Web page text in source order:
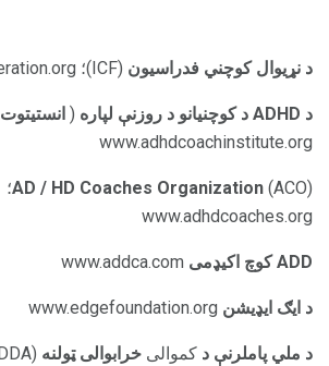
د نړیوال کوچني فدراسیون (ICF)؛ www.coachfederation.org
د ADHD د کوچنیانو د روزنې لپاره ( انستیتوت
www.adhdcoachinstitute.org
AD / HD Coaches Organization(ACO)؛
www.adhdcoaches.org
ADD کوچ اکیډمی
د ایګ ایډیشن
د ملي پاملرنې د کموالی خرابوالی ټولنه (ADDA)؛ www.add.org